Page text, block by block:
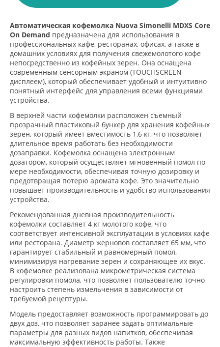
Автоматическая кофемолка Nuova Simonelli MDXS Core
On Demand предназначена для использования в
профессиональных кафе, ресторанах, офисах, а также в
домашних условиях для получения свежемолотого кофе
непосредственно из кофейных зерен. Она оснащена
современным сенсорным экраном (TOUCHSCREEN
дисплеем), который обеспечивает удобный и интуитивно
понятный интерфейс для управления всеми функциями
устройства.
В верхней части кофемолки расположен съемный
прозрачный пластиковый бункер для хранения кофейных
зерен, который имеет вместимость 1,6 кг, что позволяет
длительное время работать без необходимости
дозаправки. Кофемолка оснащена электронным
дозатором, который осуществляет мгновенный помол по
мере необходимости, обеспечивая точную дозировку и
предотвращая потерю аромата кофе. Это значительно
повышает производительность и удобство использования
устройства.
Рекомендованная дневная производительность
кофемолки составляет 4 кг молотого кофе, что
соответствует интенсивной эксплуатации в условиях кафе
или ресторана. Диаметр жерновов составляет 65 мм, что
гарантирует стабильный и равномерный помол,
минимизируя нагревание зерен и сохраняющее их вкус.
В кофемолке реализована микрометрическая система
регулировки помола, что позволяет пользователю точно
настроить степень измельчения в зависимости от
требуемой рецептуры.
Модель предоставляет возможность программировать до
двух доз, что позволяет заранее задать оптимальные
параметры для разных видов напитков, обеспечивая
максимальную эффективность работы. Также